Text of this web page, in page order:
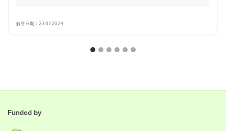
解答日期：23.07.2024
Funded by